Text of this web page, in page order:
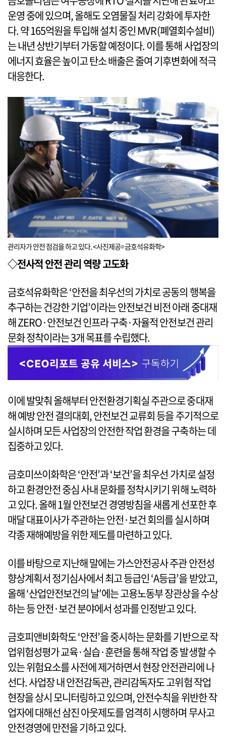
운영 중에 있으며, 올해도 오염물질 처리 강화에 투자한
다. 약 165억원을 투입해 설치 중인 MVR(폐열회수설비)
는 내년 상반기부터 가동할 예정이다. 이를 통해 사업장의
에너지 효율은 높이고 탄소 배출은 줄여 기후변화에 적극
대응한다.
관리자가 안전 점검을 하고 있다. <사진제공=금호석유화학>
◇전사적 안전 관리 역량 고도화
금호석유화학은 ‘안전을 최우선의 가치로 공동의 행복을
추구하는 건강한 기업’이라는 안전보건 비전 아래 중대재
해 ZERO·안전보건 인프라 구축·자율적 안전보건 관리
문화 정착이라는 3개 목표를 수립했다.
이에 발맞춰 올해부터 안전환경기획실 주관으로 중대재
해 예방 안전 결의대회, 안전보건 교류회 등을 주기적으로
실시하며 모든 사업장의 안전한 작업 환경을 구축하는 데
집중하고 있다.
금호미쓰이화학은 ‘안전’과 ‘보건’을 최우선 가치로 설정
하고 환경안전 중심 사내 문화를 정착시키기 위해 노력하
고 있다. 올해 1월 안전보건 경영방침을 새롭게 선포한 후
매달 대표이사가 주관하는 안전·보건 회의를 실시하며
각종 재해예방을 위한 제도를 마련하고 있다.
이를 바탕으로 지난해 말에는 가스안전공사 주관 안전성
향상계획서 정기심사에서 최고 등급인 ‘A등급’을 받았고,
올해 ‘산업안전보건의 날’에는 고용노동부 장관상을 수상
하는 등 안전·보건 분야에서 성과를 인정받고 있다.
금호피앤비화학도 ‘안전’을 중시하는 문화를 기반으로 작
업위험성평가 교육·실습·훈련을 통해 작업 중 발생할 수
있는 위험요소를 사전에 제거하면서 현장 안전관리에 나
선다. 사업장 내 안전감독관, 관리감독자도 고위험 작업
현장을 상시 모니터링하고 있으며, 안전수칙을 위반한 작
업자에 대해선 삼진 아웃제도를 엄격히 시행하며 무사고
안전경영에 만전을 기하고 있다.